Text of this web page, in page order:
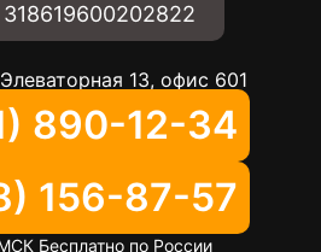
318619600202822
13, офис 601
890-12-34
156-87-57
Бесплатно по России